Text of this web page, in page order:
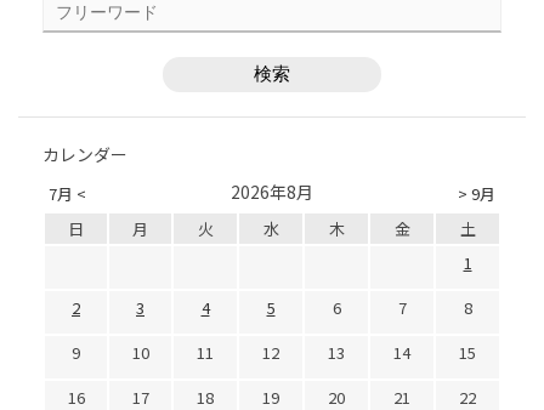
カレンダー
7月 < > 9月
2026年8月
日 月 火 水 木 金
土
1
2
3 4 5 6 7
8
9
10 11 12 13 14
15
16
17 18 19 20 21
22